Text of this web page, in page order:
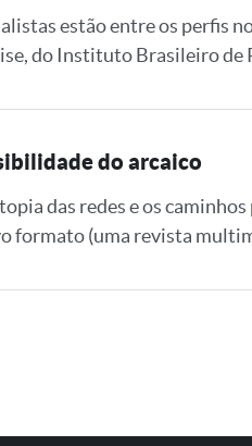
estão entre os perfis
do Instituto Brasileiro de
do arcaico
das redes e os
formato (uma revista